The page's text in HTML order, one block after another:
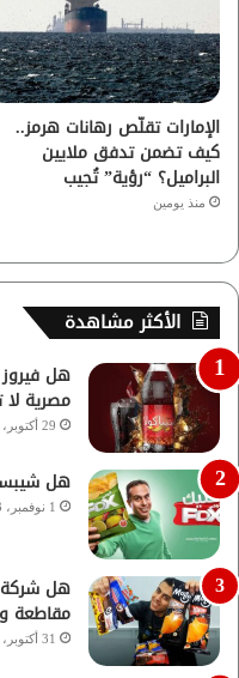
الإمارات تقلّص رهانات هرمز..
كيف تضمن تدفق ملايين
البراميل؟ “رؤية” تُجيب
منذ يومين
الأكثر مشاهدة
هل
مصرية
29 أكتوبر، 2023
هل
1 نوفمبر، 2023
هل شركة
مقاطعة
31 أكتوبر، 2023